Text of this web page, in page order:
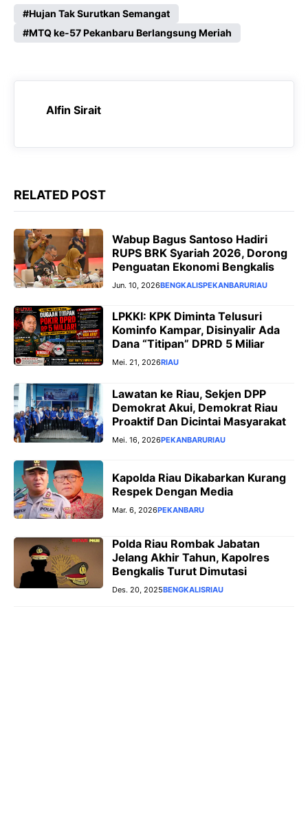
c
e
o
a
t
A
p
l
e
r
a
s
s
n
g
r
Hujan Tak Surutkan Semangat
MTQ ke-57 Pekanbaru Berlangsung Meriah
Alfin Sirait
RELATED POST
Wabup Bagus Santoso Hadiri
RUPS BRK Syariah 2026, Dorong
Penguatan Ekonomi Bengkalis
Jun. 10, 2026BENGKALISPEKANBARURIAU
LPKKI: KPK Diminta Telusuri
Kominfo Kampar, Disinyalir Ada
Dana “Titipan” DPRD 5 Miliar
Mei. 21, 2026RIAU
Lawatan ke Riau, Sekjen DPP
Demokrat Akui, Demokrat Riau
Proaktif Dan Dicintai Masyarakat
Mei. 16, 2026PEKANBARURIAU
Kapolda Riau Dikabarkan Kurang
Respek Dengan Media
Mar. 6, 2026PEKANBARU
Polda Riau Rombak Jabatan
Jelang Akhir Tahun, Kapolres
Bengkalis Turut Dimutasi
Des. 20, 2025BENGKALISRIAU